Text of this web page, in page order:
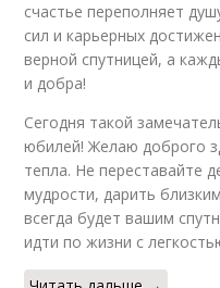
счастье переполняет
сил и карьерных
верной спутницей, а
и добра!
Сегодня такой
юбилей! Желаю доброго
тепла. Не переставайте
мудрости, дарить
всегда будет вашим
идти по жизни с